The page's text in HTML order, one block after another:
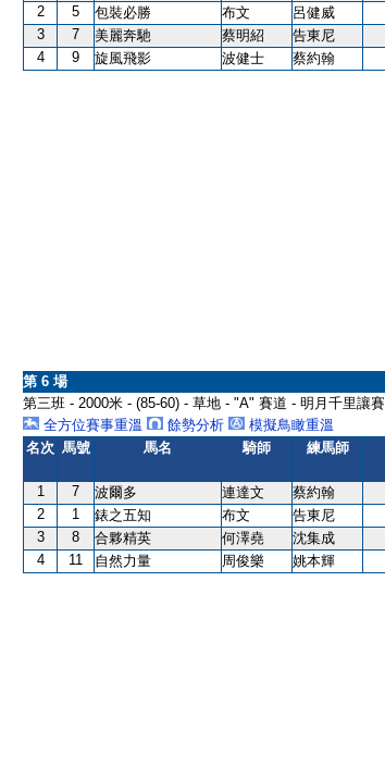
2
5 包裝必勝 布文 呂健威
3
7 美麗奔馳 蔡明紹 告東尼
4
9 旋風飛影 波健士 蔡約翰
第 6 場
第三班 - 2000米 - (85-60) - 草地 - "A" 賽道 - 明月千里讓賽
全方位賽事重溫
餘勢分析
模擬鳥瞰重溫
名次 馬號 馬名 騎師 練馬師
1 7 波爾多 連達文 蔡約翰
2
1 錶之五知 布文 告東尼
3
8 合夥精英 何澤堯 沈集成
4
11 自然力量 周俊樂 姚本輝